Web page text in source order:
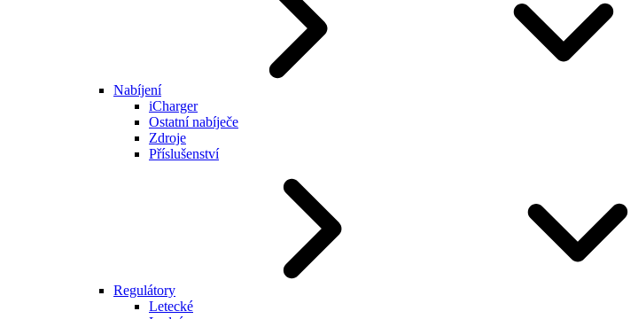
Nabíjení
iCharger
Ostatní nabíječe
Zdroje
Příslušenství
Regulátory
Letecké